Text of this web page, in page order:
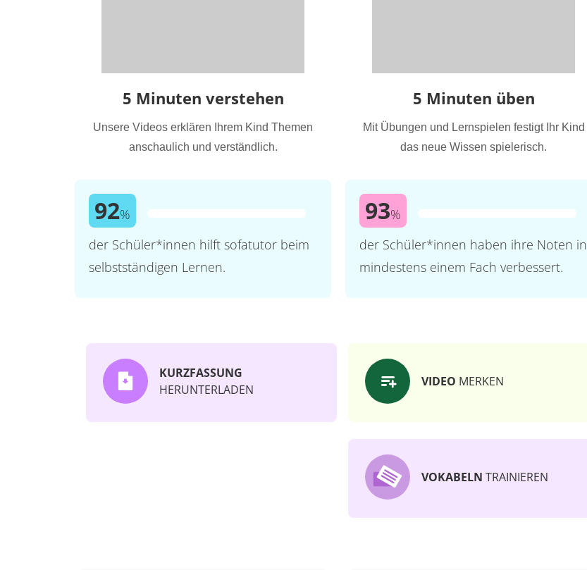
5 Minuten verstehen
Unsere Videos erklären Ihrem Kind Themen
anschaulich und verständlich.
92%
der Schüler*innen hilft sofatutor beim
selbstständigen Lernen.
5 Minuten üben
Mit Übungen und Lernspielen festigt Ihr Kind
das neue Wissen spielerisch.
93%
der Schüler*innen haben ihre Noten in
mindestens einem Fach verbessert.
KURZFASSUNG
HERUNTERLADEN
VIDEO MERKEN
VOKABELN TRAINIEREN